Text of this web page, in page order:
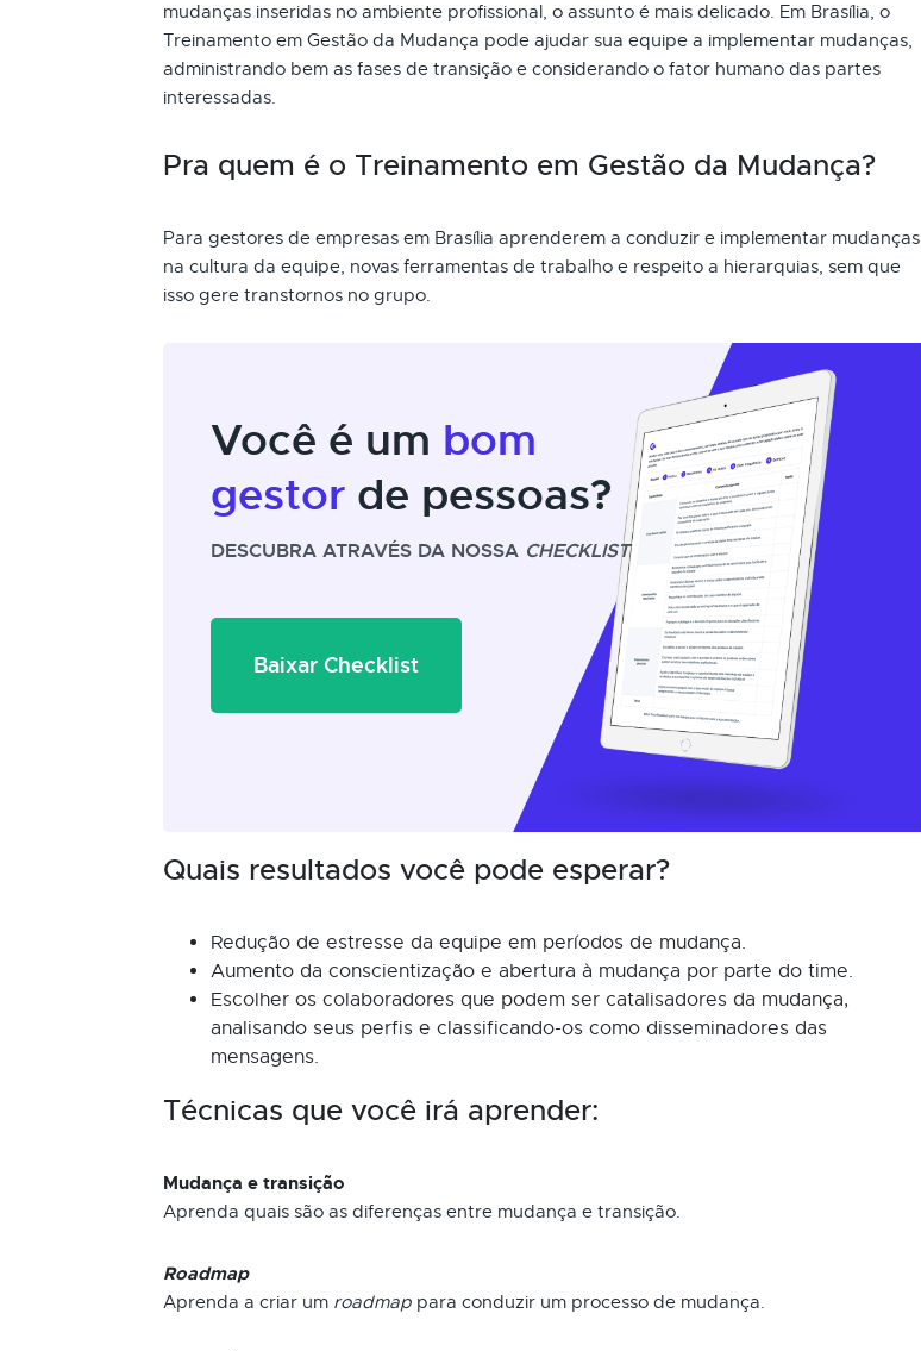
mudanças inseridas no ambiente profissional, o assunto é mais delicado. Em Brasília, o
Treinamento em Gestão da Mudança pode ajudar sua equipe a implementar mudanças,
administrando bem as fases de transição e considerando o fator humano das partes
interessadas.
Pra quem é o Treinamento em Gestão da Mudança?
Para gestores de empresas em Brasília aprenderem a conduzir e implementar mudanças
na cultura da equipe, novas ferramentas de trabalho e respeito a hierarquias, sem que
isso gere transtornos no grupo.
Você é um bom
gestor de pessoas?
DESCUBRA ATRAVÉS DA NOSSA CHECKLIST
Baixar Checklist
Quais resultados você pode esperar?
Redução de estresse da equipe em períodos de mudança.
Aumento da conscientização e abertura à mudança por parte do time.
Escolher os colaboradores que podem ser catalisadores da mudança,
analisando seus perfis e classificando-os como disseminadores das
mensagens.
Técnicas que você irá aprender:
Mudança e transição
Aprenda quais são as diferenças entre mudança e transição.
Roadmap
Aprenda a criar um roadmap para conduzir um processo de mudança.